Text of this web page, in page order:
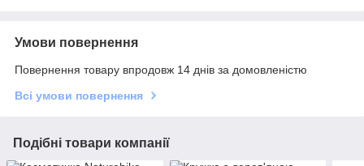
Умови повернення
Повернення товару впродовж 14 днів за домовленістю
Всі умови повернення
Подібні товари компанії